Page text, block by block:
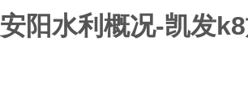
安阳水利概况-凯发